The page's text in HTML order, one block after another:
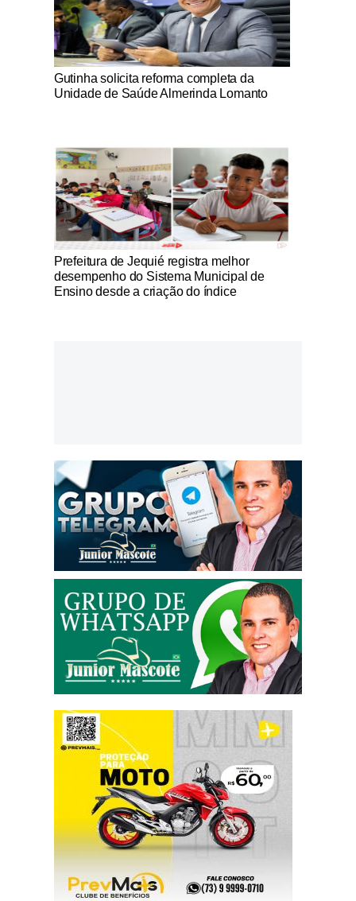
Notícias Católicas
Gutinha solicita reforma completa da
Unidade de Saúde Almerinda Lomanto
Notícias Católicas
Prefeitura de Jequié registra melhor
desempenho do Sistema Municipal de
Ensino desde a criação do índice